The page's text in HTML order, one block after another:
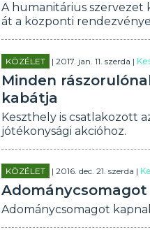
A humanitárius szervezet
át a központi
KÖZÉLET | 2017. jan. 11. szerda |
Minden
kabátja
Keszthely is csatlakozott
jótékonysági akcióhoz.
KÖZÉLET | 2016. dec. 21. szerda |
Adománycsomagot